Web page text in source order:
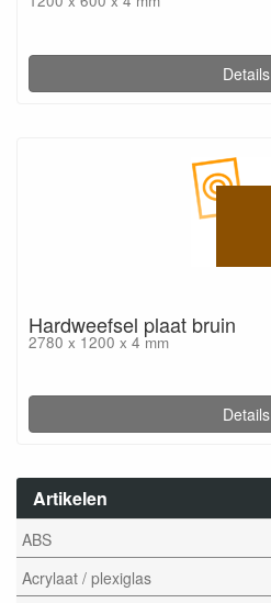
Artikelen
ABS
Acrylaat / plexiglas
Details
Hardweefsel plaat bruin
2780 x 1200 x 4 mm
Details